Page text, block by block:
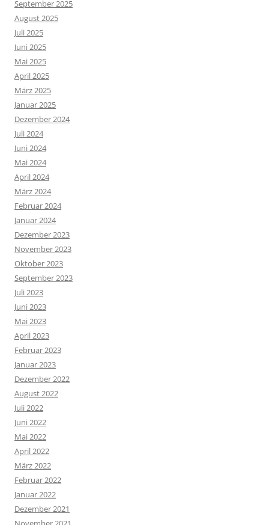
September 2025
August 2025
Juli 2025
Juni 2025
Mai 2025
April 2025
März 2025
Januar 2025
Dezember 2024
Juli 2024
Juni 2024
Mai 2024
April 2024
März 2024
Februar 2024
Januar 2024
Dezember 2023
November 2023
Oktober 2023
September 2023
Juli 2023
Juni 2023
Mai 2023
April 2023
Februar 2023
Januar 2023
Dezember 2022
August 2022
Juli 2022
Juni 2022
Mai 2022
April 2022
März 2022
Februar 2022
Januar 2022
Dezember 2021